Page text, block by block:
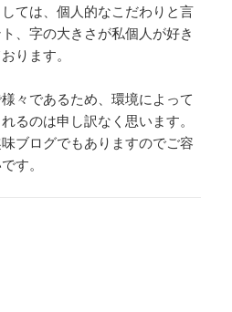
ては、個人的なこだわりと言
、字の大きさが私個人が好き
ります。
々であるため、環境によって
るのは申し訳なく思います。
ブログでもありますのでご容
す。